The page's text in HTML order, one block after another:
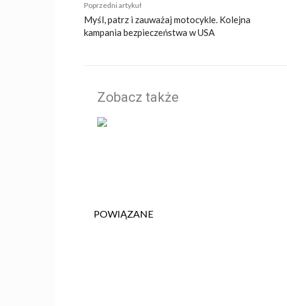
Poprzedni artykuł
Myśl, patrz i zauważaj motocykle. Kolejna
kampania bezpieczeństwa w USA
Zobacz także
POWIĄZANE